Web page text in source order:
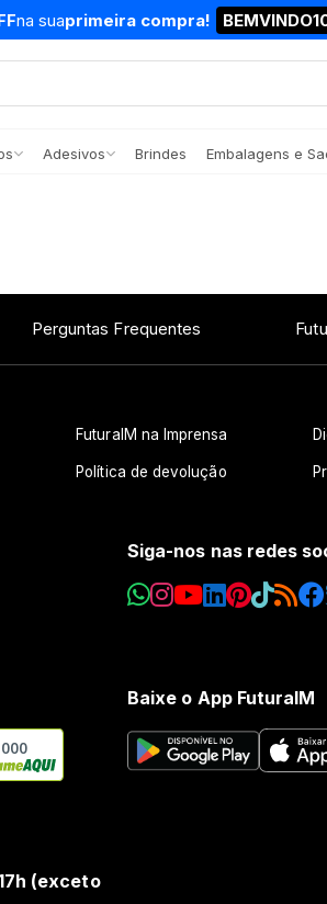
na suaprimeira compra!
Adesivos Brindes Embalagens e
Perguntas Frequentes
FuturaIM na Imprensa
Política de devolução
Siga-nos nas redes
Baixe o App FuturaIM
(exceto